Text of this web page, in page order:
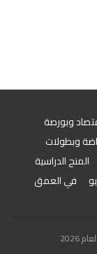
وبورصة
وبطولات
المنح الدراسية
في العمق